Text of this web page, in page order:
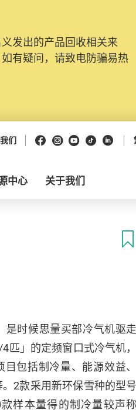
发出的产品回收相关来
有疑问，请致电防骗易热
们 Facebook
Instagram
Youtube
抖音领英
中心 关于我们
是时候思量买部冷气机驱走
」的定频窗口式冷气机，
包括制冷量、能源效益、
2款采用新环保雪种的型号
样本量得的制冷量较声称